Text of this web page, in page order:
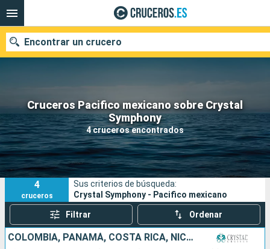
Cruceros Pacifico mexicano sobre Crystal
Symphony
4 cruceros encontrados
Encontrar un crucero
Nuestros destinos
Fecha de salida
Puertos Compañías
Buscar
4
cruceros
Sus criterios de búsqueda:
Crystal Symphony - Pacifico mexicano
Filtrar Ordenar
COLOMBIA, PANAMÁ, COSTA RICA, NICARAGUA, SALVADOR, MÉXICO, ESTADOS UNIDOS